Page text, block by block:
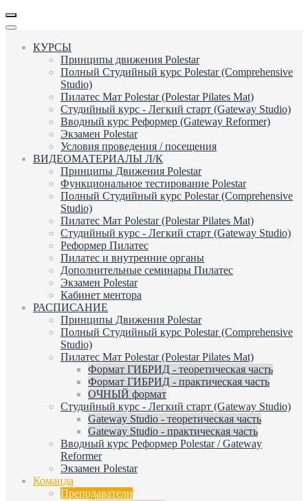
КУРСЫ
Принципы движения Polestar
Полный Студийный курс Polestar (Comprehensive
Studio)
Пилатес Мат Polestar (Polestar Pilates Mat)
Студийный курс - Легкий старт (Gateway Studio)
Вводный курс Реформер (Gateway Reformer)
Экзамен Polestar
Условия проведения / посещения
ВИДЕОМАТЕРИАЛЫ Л/К
Принципы Движения Polestar
Функциональное тестирование Polestar
Полный Студийный курс Polestar (Comprehensive
Studio)
Пилатес Мат Polestar (Polestar Pilates Mat)
Студийный курс - Легкий старт (Gateway Studio)
Реформер Пилатес
Пилатес и внутренние органы
Дополнительные семинары Пилатес
Экзамен Polestar
Кабинет ментора
РАСПИСАНИЕ
Принципы Движения Polestar
Полный Студийный курс Polestar (Comprehensive
Studio)
Пилатес Мат Polestar (Polestar Pilates Mat)
Формат ГИБРИД - теоретическая часть
Формат ГИБРИД - практическая часть
ОЧНЫЙ формат
Студийный курс - Легкий старт (Gateway Studio)
Gateway Studio - теоретическая часть
Gateway Studio - практическая часть
Вводный курс Реформер Polestar / Gateway
Reformer
Экзамен Polestar
Команда
Преподаватели